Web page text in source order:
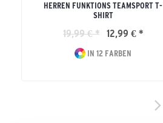
HERREN FUNKTIONS TEAMSPORT T-
SHIRT
19,99 € * 12,99 € *
IN 12 FARBEN